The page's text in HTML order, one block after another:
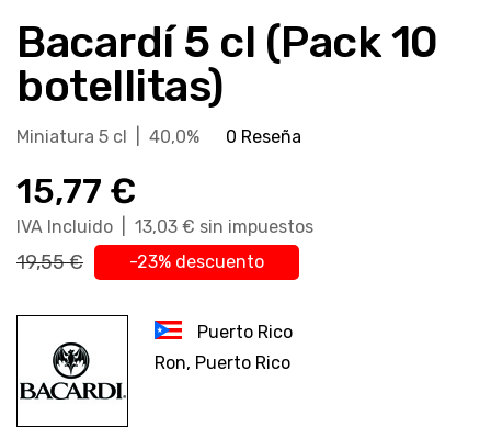
comienzo
de
la
de
Bacardí 5 cl (Pack 10
botellitas)
Miniatura 5 cl | 40,0% 0 Reseña
15,77 €
IVA Incluido | 13,03 € sin impuestos
19,55 € -23% descuento
Puerto Rico
Ron, Puerto Rico